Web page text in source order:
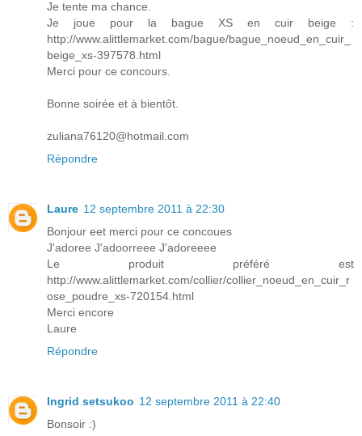
Je tente ma chance.
Je joue pour la bague XS en cuir beige :
http://www.alittlemarket.com/bague/bague_noeud_en_cuir_
beige_xs-397578.html
Merci pour ce concours.
Bonne soirée et à bientôt.
zuliana76120@hotmail.com
Répondre
Laure 12 septembre 2011 à 22:30
Bonjour eet merci pour ce concoues
J'adoree J'adoorreee J'adoreeee
Le produit préféré est
http://www.alittlemarket.com/collier/collier_noeud_en_cuir_r
ose_poudre_xs-720154.html
Merci encore
Laure
Répondre
Ingrid setsukoo 12 septembre 2011 à 22:40
Bonsoir :)